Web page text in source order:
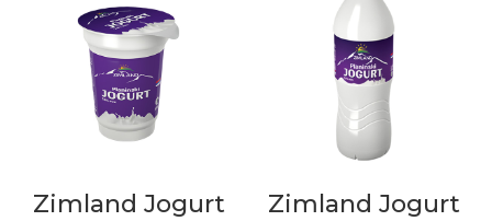
Zimland Jogurt
Zimland Jogurt